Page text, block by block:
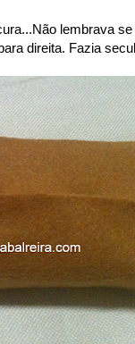
lembrava
direita. Fazia